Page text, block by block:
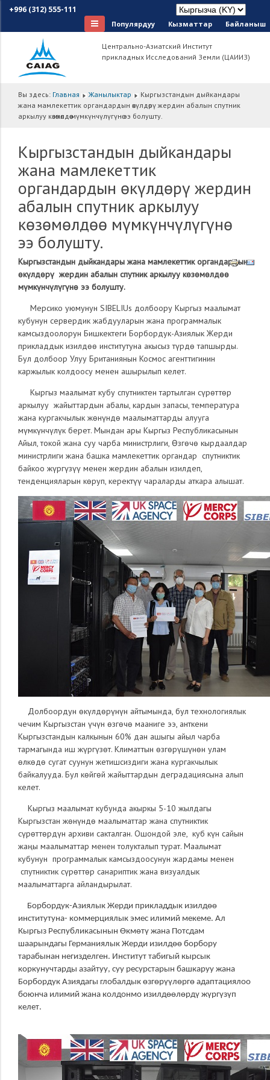
+996 (312) 555-111
Популярдуу Кызматтар Байланыш
Центрально-Азиатский Институт
прикладных Исследований Земли (ЦАИИЗ)
Вы здесь: Главная Жанылыктар
Кыргызстандын дыйкандары
жана мамлекеттик органдардын өкүлдөрү жердин абалын спутник
аркылуу көзөмөлдөө мүмкүнчүлүгүнө ээ болушту.
Кыргызстандын дыйкандары
жана мамлекеттик
органдардын өкүлдөрү жердин
абалын спутник аркылуу
көзөмөлдөө мүмкүнчүлүгүнө
ээ болушту.
Кыргызстандын дыйкандары жана мамлекеттик органдардын
өкүлдөрү жердин абалын спутник аркылуу көзөмөлдөө
мүмкүнчүлүгүнө ээ болушту.
Мерсико уюмунун SIBELIUs долбоору Кыргыз маалымат
кубунун сервердик жабдууларын жана программалык
камсыздоолорун Бишкектеги Борбордук-Азиялык Жерди
прикладдык изилдѳѳ институтуна акысыз түрдө тапшырды.
Бул долбоор Улуу Британиянын Космос агенттигинин
каржылык колдоосу менен ашырылып келет.
Кыргыз маалымат кубу спутниктен тартылган сүрөттөр
аркылуу жайыттардын абалы, кардын запасы, температура
жана кургакчылык жөнүндө маалыматтарды алууга
мүмкүнчүлүк берет. Мындан ары Кыргыз Республикасынын
Айыл, токой жана суу чарба министрлиги, Өзгөчө кырдаалдар
министрлиги жана башка мамлекеттик органдар спутниктик
байкоо жүргүзүү менен жердин абалын изилдеп,
тенденцияларын көруп, керектүү чараларды аткара алышат.
Долбоордун өкүлдөрүнүн айтымында, бул технологиялык
чечим Кыргызстан үчүн өзгөчө мааниге ээ, анткени
Кыргызстандын калкынын 60% дан ашыгы айыл чарба
тармагында иш жүргүзөт. Климаттын өзгөрүшүнөн улам
өлкөдө сугат суунун жетишсиздиги жана кургакчылык
байкалууда. Бул көйгөй жайыттардын деградациясына алып
келет.
Кыргыз маалымат кубунда акыркы 5-10 жылдагы
Кыргызстан жөнүндө маалыматтар жана спутниктик
сүрөттөрдүн архиви сакталган. Ошондой эле, куб күн сайын
жаңы маалыматтар менен толукталып турат. Маалымат
кубунун программалык камсыздоосунун жардамы менен
спутниктик сүрөттөр санариптик жана визуалдык
маалыматтарга айландырылат.
Борбордук-Азиялык Жерди прикладдык изилдѳѳ
институтуна- коммерциялык эмес илимий мекеме. Ал
Кыргыз Республикасынын Өкмөтү жана Потсдам
шаарындагы Германиялык Жерди изилдөө борбору
тарабынан негизделген. Институт табигый кырсык
коркунучтарды азайтуу, суу ресурстарын башкаруу жана
Борбордук Азиядагы глобалдык өзгөрүүлөргө адаптациялоо
боюнча илимий жана колдонмо изилдөөлөрдү жүргүзүп
келет.